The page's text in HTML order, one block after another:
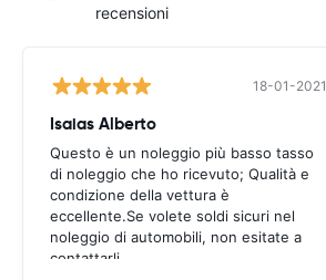
recensioni
18-01-2021
Isaias Alberto
Questo è un noleggio più basso tasso
di noleggio che ho ricevuto; Qualità e
condizione della vettura è
eccellente.Se volete soldi sicuri nel
noleggio di automobili, non esitate a
contattarli